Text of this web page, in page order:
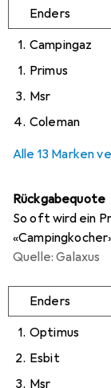
Enders
1. Campingaz
1. Primus
3. Msr
4. Coleman
Alle 13 Marken
Rückgabequote
So oft wird ein
Quelle: Galaxus
Enders
1. Optimus
2. Esbit
3. Msr